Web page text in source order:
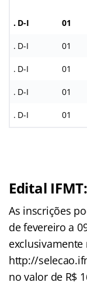
. D-I 01
. D-I 01
. D-I 01
. D-I 01
. D-I 01
Edital
As inscrições
de fevereiro a
http://
no valor de R$